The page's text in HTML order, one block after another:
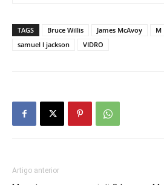
TAGS Bruce Willis James McAvoy
M
samuel l jackson
VIDRO
Artigo anterior